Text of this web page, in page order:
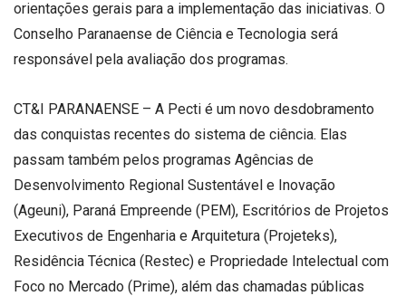
orientações gerais para a implementação das iniciativas. O
Conselho Paranaense de Ciência e Tecnologia será
responsável pela avaliação dos programas.
CT&I PARANAENSE – A Pecti é um novo desdobramento
das conquistas recentes do sistema de ciência. Elas
passam também pelos programas Agências de
Desenvolvimento Regional Sustentável e Inovação
(Ageuni), Paraná Empreende (PEM), Escritórios de Projetos
Executivos de Engenharia e Arquitetura (Projeteks),
Residência Técnica (Restec) e Propriedade Intelectual com
Foco no Mercado (Prime), além das chamadas públicas